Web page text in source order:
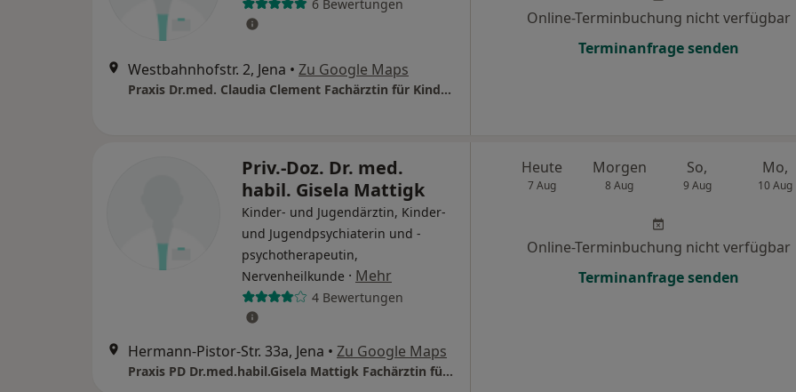
6 Bewertungen
Westbahnhofstr. 2, Jena • Zu Google Maps
Praxis Dr.med. Claudia Clement Fachärztin für Kinder- und Jugendmedizin
Online-Terminbuchung nicht verfügbar
Terminanfrage senden
Priv.-Doz. Dr. med.
habil. Gisela Mattigk
Kinder- und Jugendärztin, Kinder-
und Jugendpsychiaterin und -
psychotherapeutin,
Nervenheilkunde · Mehr
4 Bewertungen
Hermann-Pistor-Str. 33a, Jena • Zu Google Maps
Praxis PD Dr.med.habil.Gisela Mattigk Fachärztin für Kinder- und Jugendpsychiatrie
Heute
7 Aug
Morgen
8 Aug
So,
9 Aug
Mo,
10 Aug
Online-Terminbuchung nicht verfügbar
Terminanfrage senden